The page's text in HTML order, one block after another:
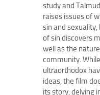
study and
raises issues of
sin and
of sin discovers
well as the
community.
ultraorthodox
ideas, the film
its story, delving